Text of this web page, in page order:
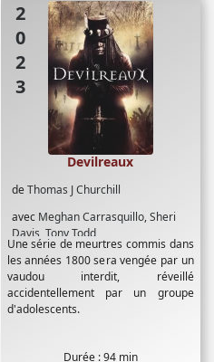
2023
deThomas J Churchill
avec Meghan Carrasquillo,Sheri
Davis Tony Todd
Devilreaux
Une série de meurtres commis dans
les années 1800 sera vengée par un
vaudou interdit, réveillé
accidentellement par un groupe
d'adolescents.
Durée : 94 min